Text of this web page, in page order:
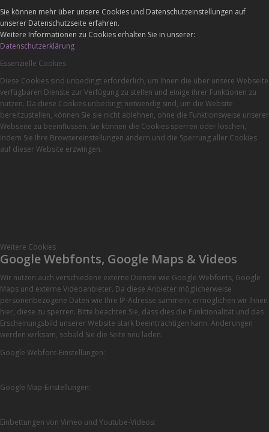
Sie können mehr über unsere Cookies und Datenschutzeinstellungen auf
unserer Datenschutzseite erfahren.
Weitere Informationen zu Cookies erhalten Sie in unserer:
Datenschutzerklärung
Essenzielle Cookies
Diese Cookies sind unbedingt erforderlich, um Ihnen die über unsere Webseite
verfügbaren Dienste zur Verfügung zu stellen und einige ihrer Funktionen zu
nutzen. Da diese Cookies unbedingt notwendig sind, um die Website
bereitzustellen, können Sie sie nicht ablehnen, ohne die Funktionsweise unserer
Webseite zu beeinflussen. Sie können die Cookies sperren oder löschen,
indem Sie Ihre Browsereinstellungen ändern und die Sperrung aller Cookies
auf dieser Website erzwingen.
Weitere Cookies
Google Webfonts, Google Maps & Videos
Wir nutzen auch verschiedene externe Dienste wie Google Webfonts, Google
Maps und externe Videoanbieter. Da diese Anbieter möglicherweise
personenbezogene Daten wie Ihre IP-Adresse sammeln, ermöglichen wir Ihnen
hier, diese zu sperren. Bitte beachten Sie, dass dies die Funktionalität und das
Erscheinungsbild unserer Website stark beeinträchtigen kann. Änderungen
werden wirksam, sobald Sie die Seite neu laden.
Google Webfont-Einstellungen:
Google Map-Einstellungen:
Einbettungen von Vimeo und Youtube-Videos: